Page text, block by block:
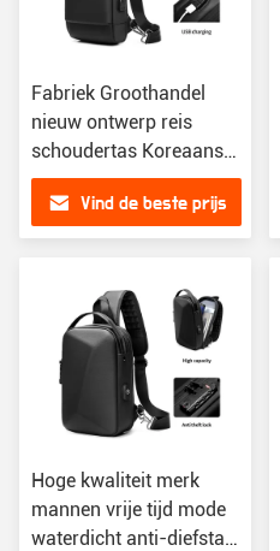
Fabriek Groothandel
nieuw ontwerp reis
schoudertas Koreaanse
crossbody op maat
borst mannen sling tas
Vind de beste prijs
Hoge kwaliteit merk
mannen vrije tijd mode
waterdicht anti-diefstal